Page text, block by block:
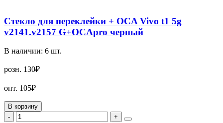
Стекло для переклейки + OCA Vivo t1 5g
v2141.v2157 G+OCApro черный
В наличии: 6 шт.
розн. 130₽
опт. 105₽
В корзину
-
+